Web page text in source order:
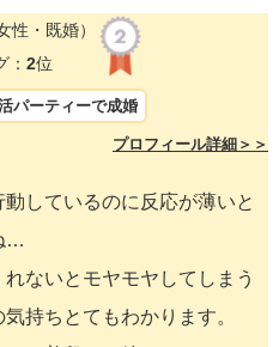
性・既婚）
2位
パーティーで成婚
プロフィール詳細＞＞
しているのに反応が薄いと
…
ないとモヤモヤしてしまう
持ちとてもわかります。